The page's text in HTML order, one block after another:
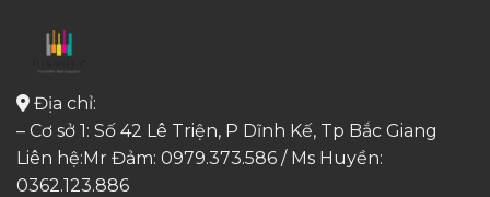
Địa chỉ:
– Cơ sở 1: Số 42 Lê Triện, P Dĩnh Kế, Tp Bắc Giang
Liên hệ:Mr Đảm: 0979.373.586 / Ms Huyền:
0362.123.886